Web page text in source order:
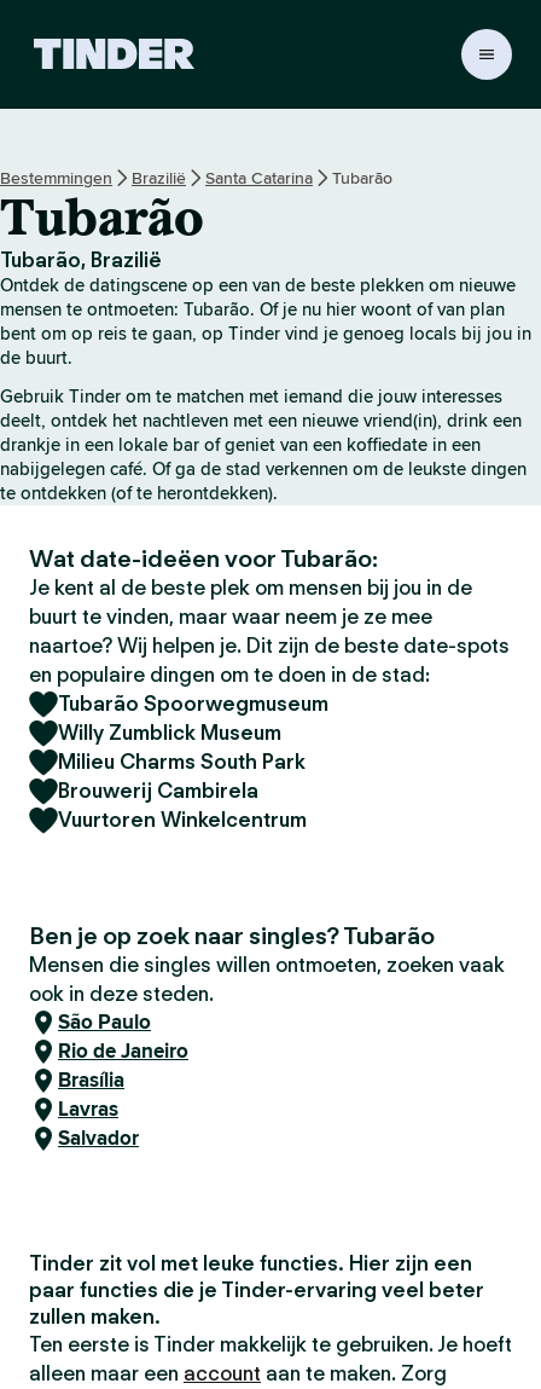
r
o
e
p
a
n
a
Bestemmingen Brazilië Santa Catarina Tubarão
Tubarão
Tubarão, Brazilië
Ontdek de datingscene op een van de beste plekken om nieuwe
mensen te ontmoeten: Tubarão. Of je nu hier woont of van plan
bent om op reis te gaan, op Tinder vind je genoeg locals bij jou in
de buurt.
Gebruik Tinder om te matchen met iemand die jouw interesses
deelt, ontdek het nachtleven met een nieuwe vriend(in), drink een
drankje in een lokale bar of geniet van een koffiedate in een
nabijgelegen café. Of ga de stad verkennen om de leukste dingen
te ontdekken (of te herontdekken).
Wat date-ideëen voor Tubarão:
Je kent al de beste plek om mensen bij jou in de
buurt te vinden, maar waar neem je ze mee
naartoe? Wij helpen je. Dit zijn de beste date-spots
en populaire dingen om te doen in de stad:
Tubarão Spoorwegmuseum
Willy Zumblick Museum
Milieu Charms South Park
Brouwerij Cambirela
Vuurtoren Winkelcentrum
Ben je op zoek naar singles? Tubarão
Mensen die singles willen ontmoeten, zoeken vaak
ook in deze steden.
São Paulo
Rio de Janeiro
Brasília
Lavras
Salvador
Tinder zit vol met leuke functies. Hier zijn een
paar functies die je Tinder-ervaring veel beter
zullen maken.
Ten eerste is Tinder makkelijk te gebruiken. Je hoeft
alleen maar een account aan te maken. Zorg